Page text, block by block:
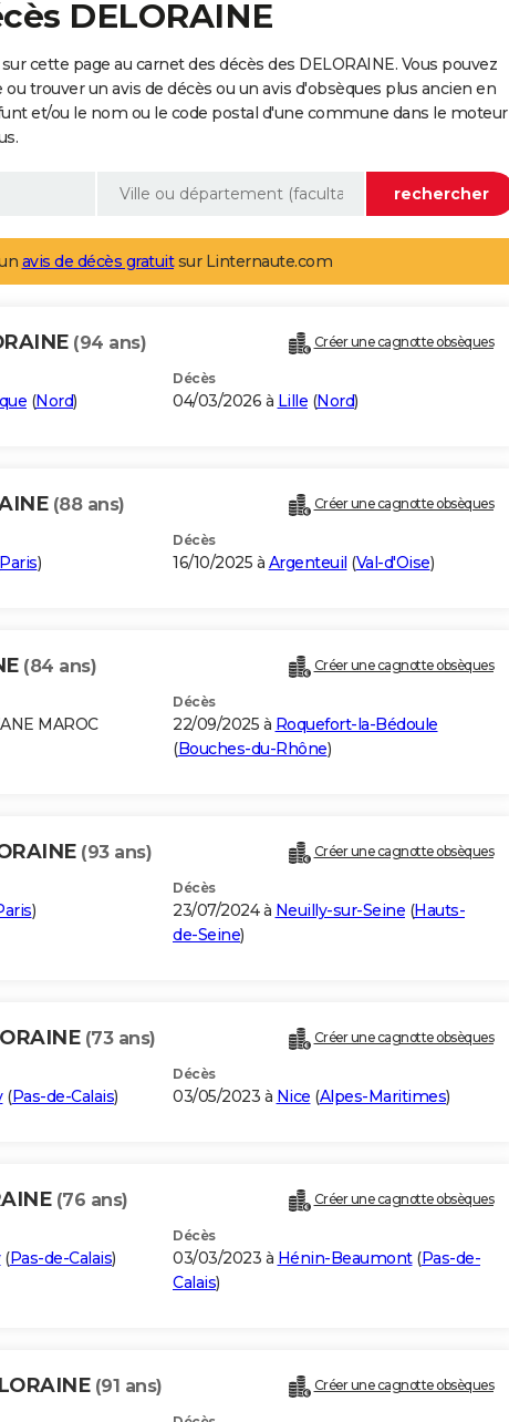
DELORAINE
cette page au carnet des décès des DELORAINE. Vous pouvez
trouver un avis de décès ou un avis d'obsèques plus ancien en
et/ou le nom ou le code postal d'une commune dans le moteur
avis de décès gratuitsur Linternaute.com
(94 ans) Créer une cagnotte obsèques
(Nord)
Décès
04/03/2026 à Lille (Nord)
(88 ans) Créer une cagnotte obsèques
Paris)
Décès
16/10/2025 à Argenteuil (Val-d'Oise)
(84 ans) Créer une cagnotte obsèques
MAROC
Décès
22/09/2025 à Roquefort-la-Bédoule
(Bouches-du-Rhône)
(93 ans) Créer une cagnotte obsèques
)
Décès
23/07/2024 à Neuilly-sur-Seine (Hauts-
de-Seine)
(73 ans) Créer une cagnotte obsèques
(Pas-de-Calais)
Décès
03/05/2023 à Nice (Alpes-Maritimes)
(76 ans) Créer une cagnotte obsèques
(Pas-de-Calais)
Décès
03/03/2023 à Hénin-Beaumont(Pas-de-
Calais)
(91 ans) Créer une cagnotte obsèques